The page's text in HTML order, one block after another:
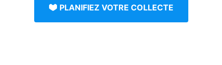
PLANIFIEZ VOTRE COLLECTE